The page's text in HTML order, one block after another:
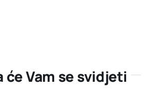
će Vam se svidjeti